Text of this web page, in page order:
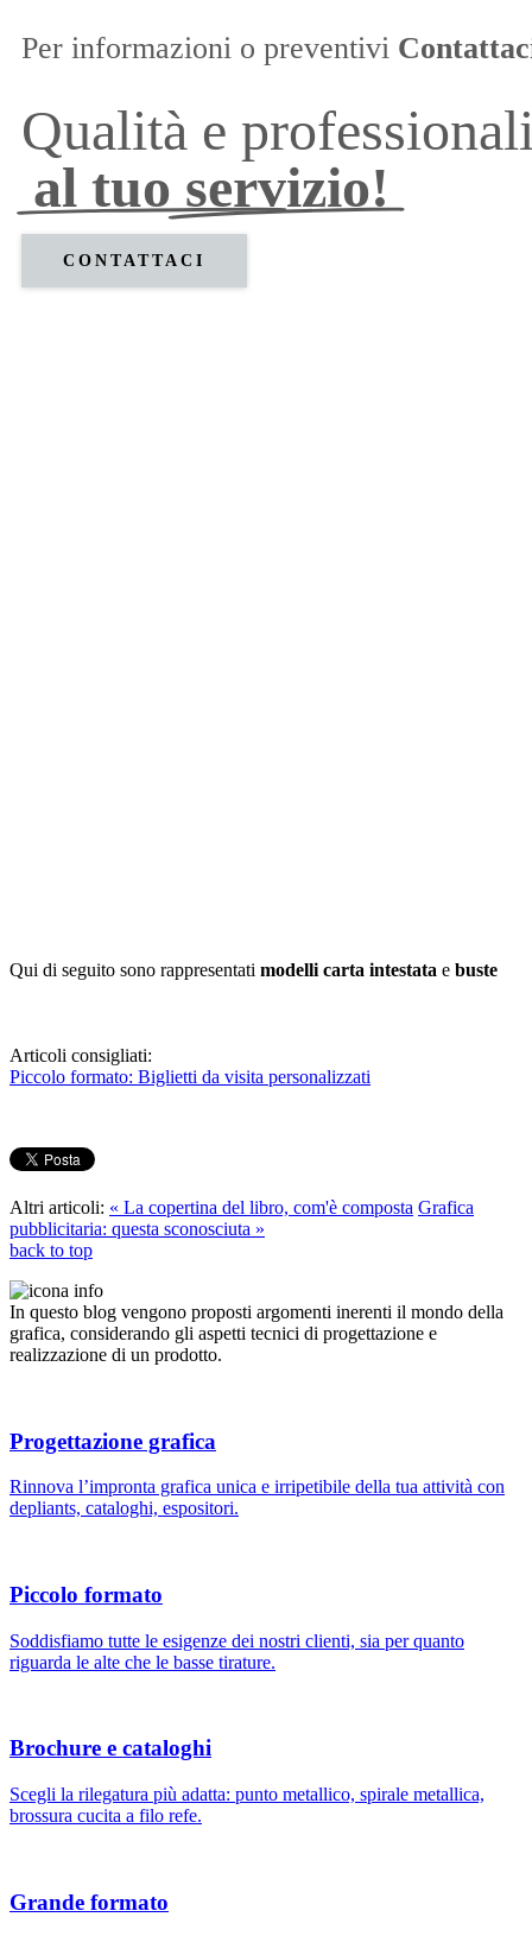
Per informazioni o preventivi
Qualità e
al tuo servizio!
CONTATTACI
Qui di seguito sono rappresentati modelli carta intestata e buste
Articoli consigliati:
Piccolo formato: Biglietti da visita personalizzati
Altri articoli: « La copertina del libro, com'è composta Grafica
pubblicitaria: questa sconosciuta »
back to top
In questo blog vengono proposti argomenti inerenti il mondo della
grafica, considerando gli aspetti tecnici di progettazione e
realizzazione di un prodotto.
Progettazione grafica
Rinnova l’impronta grafica unica e irripetibile della tua attività con
depliants, cataloghi, espositori.
Piccolo formato
Soddisfiamo tutte le esigenze dei nostri clienti, sia per quanto
riguarda le alte che le basse tirature.
Brochure e cataloghi
Scegli la rilegatura più adatta: punto metallico, spirale metallica,
brossura cucita a filo refe.
Grande formato